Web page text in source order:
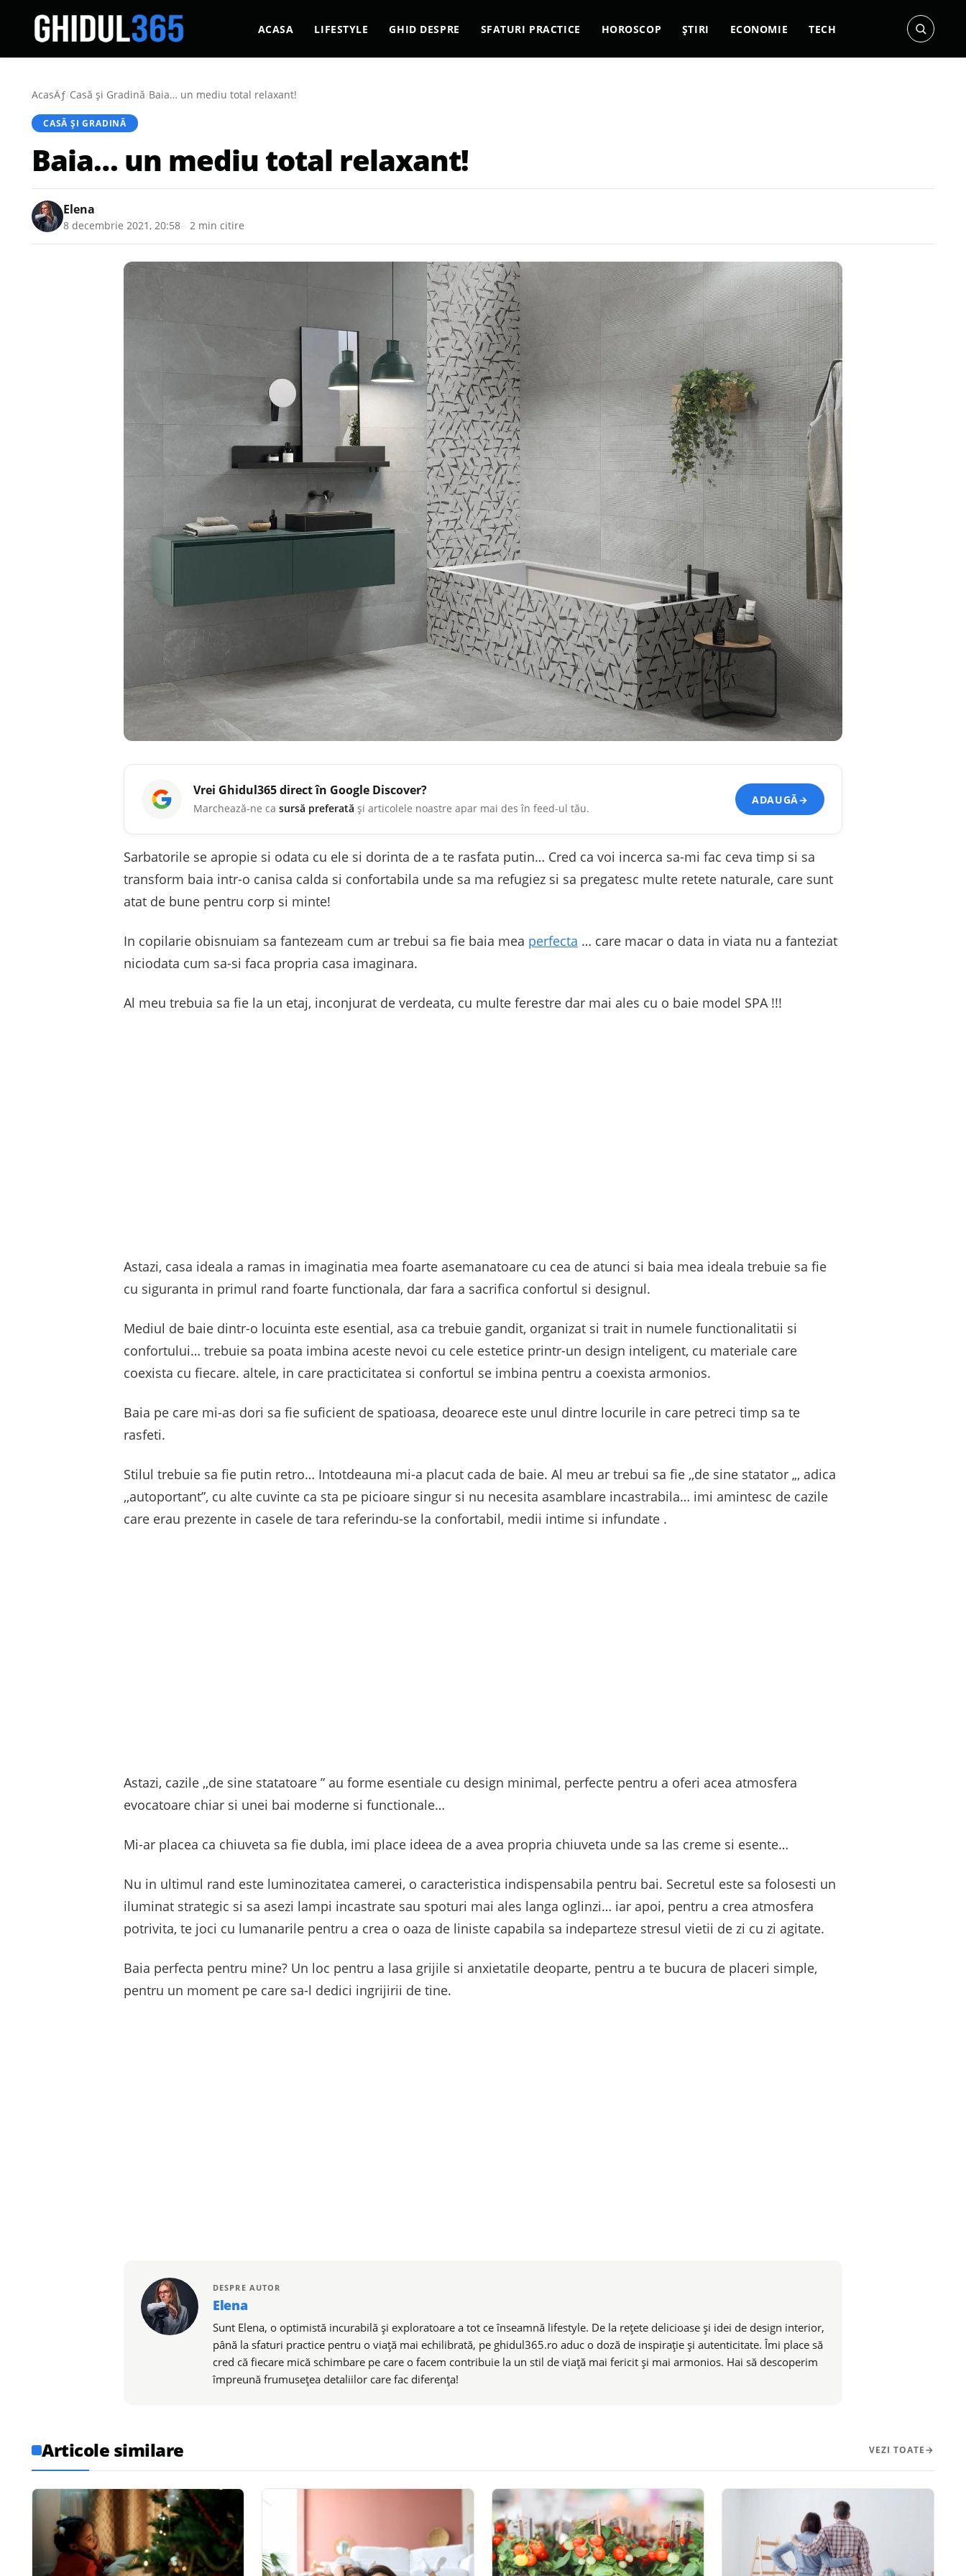
ACASA LIFESTYLE GHID DESPRE SFATURI PRACTICE HOROSCOP ȘTIRI ECONOMIE TECH
AcasÄƒ/Casă şi Gradină/Baia… un mediu total relaxant!
CASĂ ŞI GRADINĂ
Baia… un mediu total relaxant!
Elena
8 decembrie 2021, 20:58 2 min citire
Vrei Ghidul365direct în Google Discover?
Marchează-ne ca sursă preferată și articolele noastre apar mai des în feed-ul tău.
ADAUGĂ→
Sarbatorile se apropie si odata cu ele si dorinta de a te rasfata putin… Cred ca voi incerca sa-mi fac ceva timp si sa
transform baia intr-o canisa calda si confortabila unde sa ma refugiez si sa pregatesc multe retete naturale, care sunt
atat de bune pentru corp si minte!
In copilarie obisnuiam sa fantezeam cum ar trebui sa fie baia mea perfecta … care macar o data in viata nu a fanteziat
niciodata cum sa-si faca propria casa imaginara.
Al meu trebuia sa fie la un etaj, inconjurat de verdeata, cu multe ferestre dar mai ales cu o baie model SPA !!!
Astazi, casa ideala a ramas in imaginatia mea foarte asemanatoare cu cea de atunci si baia mea ideala trebuie sa fie
cu siguranta in primul rand foarte functionala, dar fara a sacrifica confortul si designul.
Mediul de baie dintr-o locuinta este esential, asa ca trebuie gandit, organizat si trait in numele functionalitatii si
confortului… trebuie sa poata imbina aceste nevoi cu cele estetice printr-un design inteligent, cu materiale care
coexista cu fiecare. altele, in care practicitatea si confortul se imbina pentru a coexista armonios.
Baia pe care mi-as dori sa fie suficient de spatioasa, deoarece este unul dintre locurile in care petreci timp sa te
rasfeti.
Stilul trebuie sa fie putin retro… Intotdeauna mi-a placut cada de baie. Al meu ar trebui sa fie ,,de sine statator „, adica
,,autoportant”, cu alte cuvinte ca sta pe picioare singur si nu necesita asamblare incastrabila… imi amintesc de cazile
care erau prezente in casele de tara referindu-se la confortabil, medii intime si infundate .
Astazi, cazile ,,de sine statatoare ” au forme esentiale cu design minimal, perfecte pentru a oferi acea atmosfera
evocatoare chiar si unei bai moderne si functionale…
Mi-ar placea ca chiuveta sa fie dubla, imi place ideea de a avea propria chiuveta unde sa las creme si esente…
Nu in ultimul rand este luminozitatea camerei, o caracteristica indispensabila pentru bai. Secretul este sa folosesti un
iluminat strategic si sa asezi lampi incastrate sau spoturi mai ales langa oglinzi… iar apoi, pentru a crea atmosfera
potrivita, te joci cu lumanarile pentru a crea o oaza de liniste capabila sa indeparteze stresul vietii de zi cu zi agitate.
Baia perfecta pentru mine? Un loc pentru a lasa grijile si anxietatile deoparte, pentru a te bucura de placeri simple,
pentru un moment pe care sa-l dedici ingrijirii de tine.
DESPRE AUTOR
Elena
Sunt Elena, o optimistă incurabilă și exploratoare a tot ce înseamnă lifestyle. De la rețete delicioase și idei de design interior,
până la sfaturi practice pentru o viață mai echilibrată, pe ghidul365.ro aduc o doză de inspirație și autenticitate. Îmi place să
cred că fiecare mică schimbare pe care o facem contribuie la un stil de viață mai fericit și mai armonios. Hai să descoperim
împreună frumusețea detaliilor care fac diferența!
Articole similare VEZI TOATE